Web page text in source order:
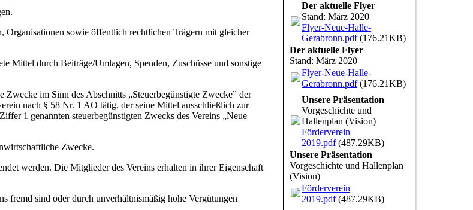
sowie öffentlich rechtlichen Trägern mit gleicher
durch Beiträge/Umlagen, Spenden, Zuschüsse und sonstige
im Sinn des Abschnitts „Steuerbegünstigte Zwecke” der
nach § 58 Nr. 1 AO tätig, der seine Mittel ausschließlich zur
1 genannten steuerbegünstigten Zwecks des Vereins „Neue
Zwecke.
werden. Die Mitglieder des Vereins erhalten in ihrer Eigenschaft
sind oder durch unverhältnismäßig hohe Vergütungen
Der aktuelle Flyer
Stand: März 2020
Flyer-Neue-Halle-
Gerabronn.pdf(176.21KB)
Der aktuelle Flyer
Stand: März 2020
Flyer-Neue-Halle-
Gerabronn.pdf(176.21KB)
Unsere Präsentation
Vorgeschichte und
Hallenplan (Vision)
Förderverein
2019.pdf(487.29KB)
Unsere Präsentation
Vorgeschichte und Hallenplan
(Vision)
Förderverein
2019.pdf(487.29KB)